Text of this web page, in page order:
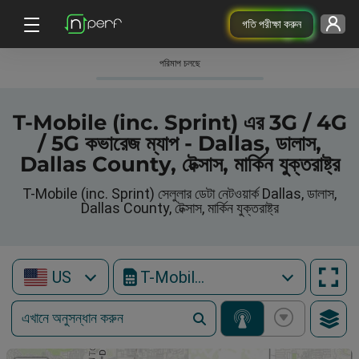
গতি পরীক্ষা করুন
পরিমাপ চলছে
T-Mobile (inc. Sprint) এর 3G / 4G
/ 5G কভারেজ ম্যাপ - Dallas, ডালাস,
Dallas County, টেক্সাস, মার্কিন যুক্তরাষ্ট্র
T-Mobile (inc. Sprint) সেলুলার ডেটা নেটওয়ার্ক Dallas, ডালাস,
Dallas County, টেক্সাস, মার্কিন যুক্তরাষ্ট্র
US T-Mobile (inc. Sprint)